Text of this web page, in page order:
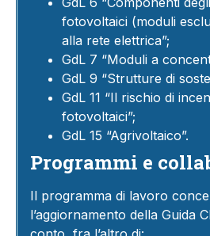
fotovoltaici (moduli
alla rete elettrica”;
GdL 7 “Moduli a
GdL 9 “Strutture di
GdL 11 “Il rischio di
fotovoltaici”;
GdL 15 “Agrivoltaico”.
Programmi e
Il programma di lavoro
l’aggiornamento della Guida